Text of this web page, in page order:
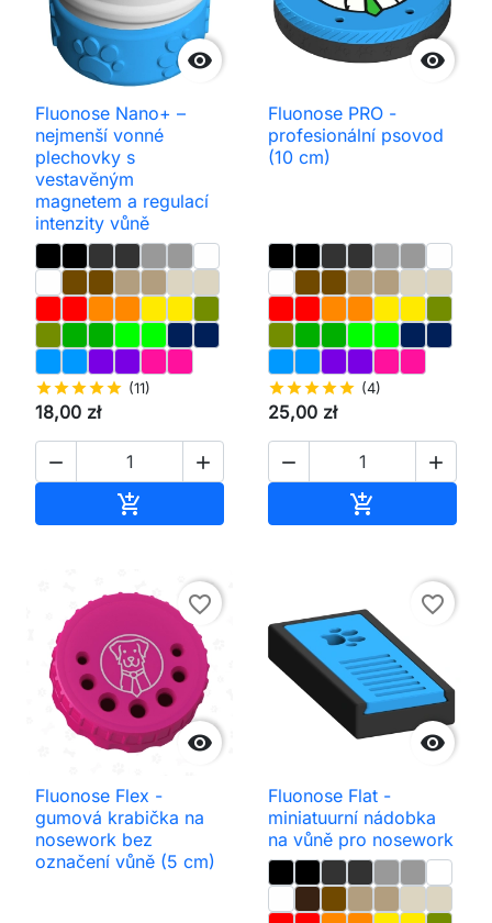

Fluonose Nano+ –
nejmenší vonné
plechovky s
vestavěným
magnetem a regulací
intenzity vůně
starstarstarstarstar (11)
18,00 zł
 


Fluonose PRO -
profesionální psovod
(10 cm)
starstarstarstarstar (4)
25,00 zł
 


favorite_border
Fluonose Flex -
gumová krabička na
nosework bez
označení vůně (5 cm)

favorite_border
Fluonose Flat -
miniatuurní nádobka
na vůně pro nosework